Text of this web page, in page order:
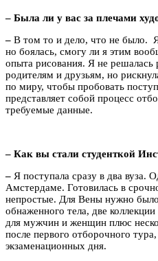
– Была ли у вас за плечами
– В том то и дело, что не было.
но боялась, смогу ли я этим
опыта рисования. Я не решалась
родителям и друзьям, но
по миру, чтобы пробовать
представляет собой процесс
требуемые данные.
– Как вы стали студенткой
– Я поступала сразу в два вуза.
Амстердаме. Готовилась в
непростые. Для Вены нужно было
обнаженного тела, две
для мужчин и женщин плюс
после первого отборочного
экзаменационных дня.